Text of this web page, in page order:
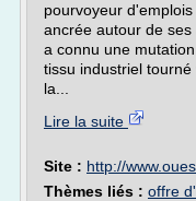
pourvoyeur
ancrée autour de
a connu une
tissu industriel
la...
Lire la suite
Site : http://
Thèmes liés : offre